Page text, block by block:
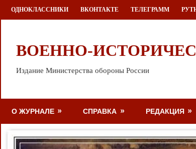
Перейти
к
ОДНОКЛАССНИКИ ВКОНТАКТЕ ТЕЛЕГРАММ
ВОЕННО-
Издание Министерства обороны России
О ЖУРНАЛЕ СПРАВКА РЕДАКЦИЯ